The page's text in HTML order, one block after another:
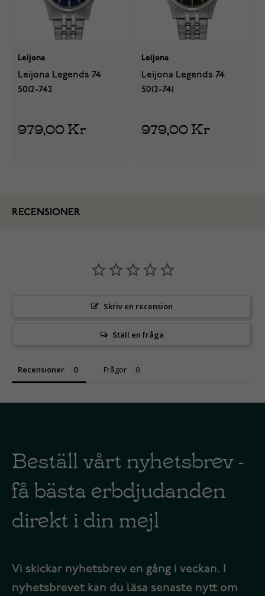
Leijona
Leijona Legends 74
5012-742
979,00 Kr
Leijona
Leijona Legends 74
5012-741
979,00 Kr
RECENSIONER
Skriv en recension
Ställ en fråga
Recensioner Frågor
Beställ vårt nyhetsbrev -
få bästa erbdjudanden
direkt i din mejl
Vi skickar nyhetsbrev en gång i veckan. I
nyhetsbrevet kan du läsa senaste nytt om